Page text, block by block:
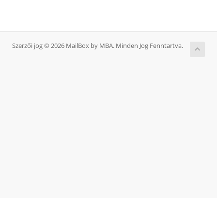
Szerzői jog © 2026 MailBox by MBA. Minden Jog Fenntartva.